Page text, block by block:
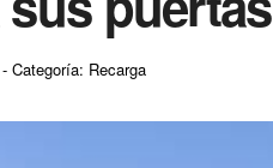
- Categoría: Recarga